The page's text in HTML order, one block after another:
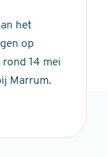
het
op
14 mei
Marrum.